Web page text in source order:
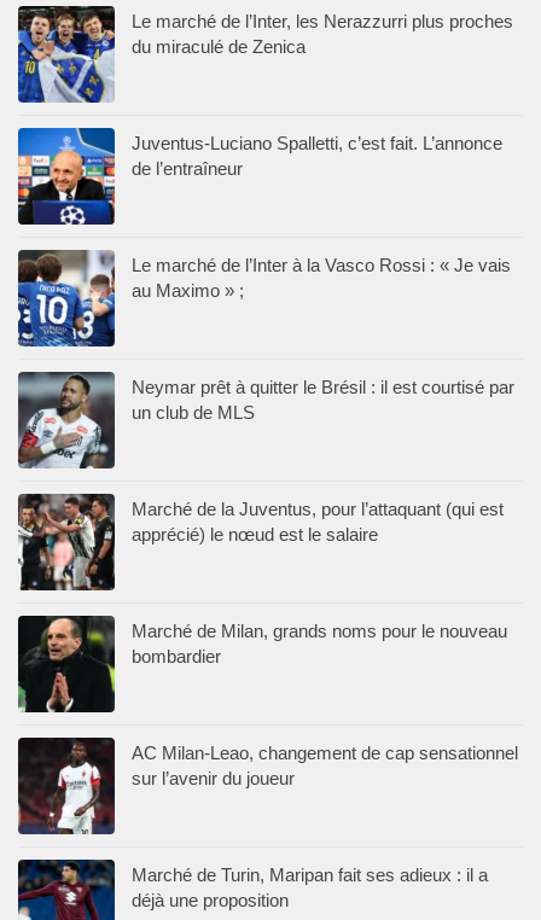
Le marché de l’Inter, les Nerazzurri plus proches
du miraculé de Zenica
Juventus-Luciano Spalletti, c’est fait. L’annonce
de l’entraîneur
Le marché de l’Inter à la Vasco Rossi : « Je vais
au Maximo » ;
Neymar prêt à quitter le Brésil : il est courtisé par
un club de MLS
Marché de la Juventus, pour l’attaquant (qui est
apprécié) le nœud est le salaire
Marché de Milan, grands noms pour le nouveau
bombardier
AC Milan-Leao, changement de cap sensationnel
sur l’avenir du joueur
Marché de Turin, Maripan fait ses adieux : il a
déjà une proposition